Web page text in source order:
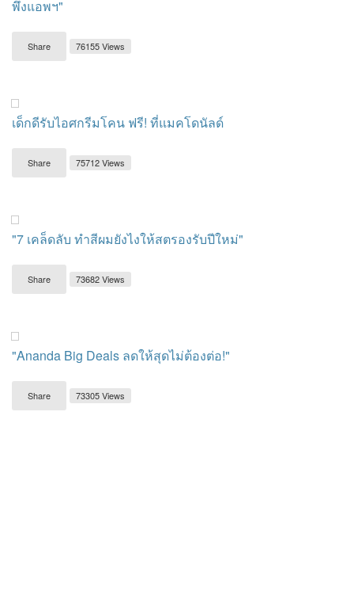
พึ่งแอพฯ"
Share 76155 Views
เด็กดีรับไอศกรีมโคน ฟรี! ที่แมคโดนัลด์
Share 75712 Views
"7 เคล็ดลับ ทำสีผมยังไงให้สตรองรับปีใหม่"
Share 73682 Views
"Ananda Big Deals ลดให้สุดไม่ต้องต่อ!"
Share 73305 Views